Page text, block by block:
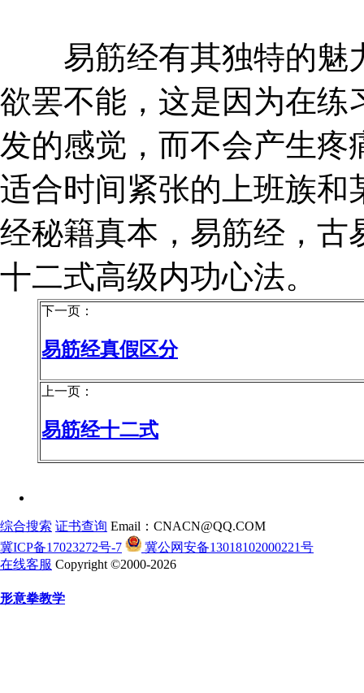
易筋经有其独特的魅
欲罢不能，这是因为在练
发的感觉，而不会产生疼
适合时间紧张的上班族和
经秘籍真本，易筋经，古
十二式高级内功心法。
下一页：
易筋经真假区分
上一页：
易筋经十二式
综合搜索 证书查询 Email：CNACN@QQ.COM
冀ICP备17023272号-7
冀公网安备13018102000221号
在线客服 Copyright ©2000-2026
形意拳教学